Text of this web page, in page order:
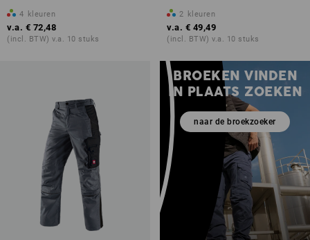
4 kleuren
v.a. € 72,48
(incl. BTW) v.a. 10 stuks
2 kleuren
v.a. € 49,49
(incl. BTW) v.a. 10 stuks
BROEKEN VINDEN
IN PLAATS ZOEKEN
naar de broekzoeker